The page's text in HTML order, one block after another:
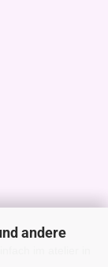
andere
im atelier in